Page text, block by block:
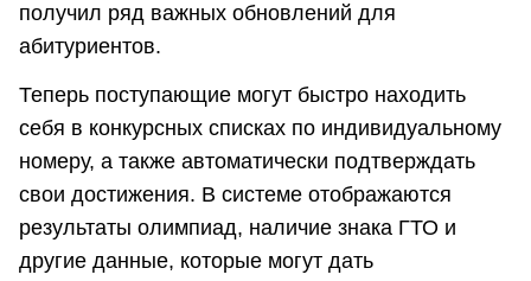
получил ряд важных обновлений для
абитуриентов.
Теперь поступающие могут быстро находить
себя в конкурсных списках по индивидуальному
номеру, а также автоматически подтверждать
свои достижения. В системе отображаются
результаты олимпиад, наличие знака ГТО и
другие данные, которые могут дать